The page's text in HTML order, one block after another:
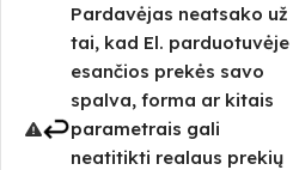
Pardavėjas neatsako už
tai, kad El. parduotuvėje
esančios prekės savo
spalva, forma ar kitais
parametrais gali
neatitikti realaus prekių